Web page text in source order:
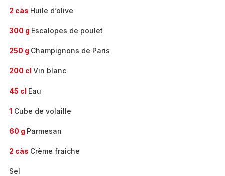
2 càs Huile d’olive
300 g Escalopes de poulet
250 g Champignons de Paris
200 cl Vin blanc
45 cl Eau
1 Cube de volaille
60 g Parmesan
2 càs Crème fraîche
Sel